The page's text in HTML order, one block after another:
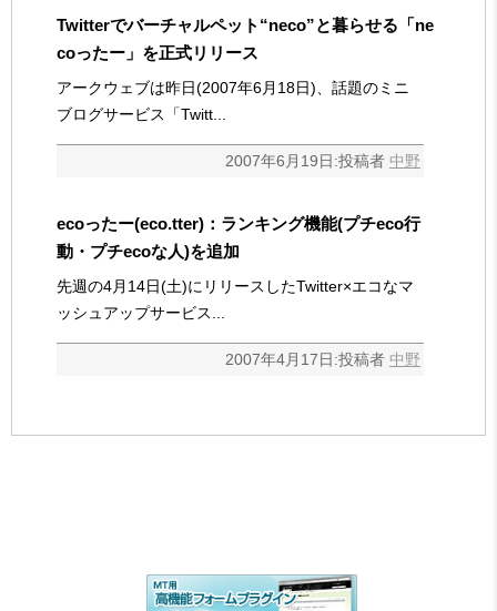
Twitterでバーチャルペット“neco”と暮らせる「ne
coったー」を正式リリース
アークウェブは昨日(2007年6月18日)、話題のミニ
ブログサービス「Twitt...
2007年6月19日:投稿者 中野
ecoったー(eco.tter)：ランキング機能(プチeco行
動・プチecoな人)を追加
先週の4月14日(土)にリリースしたTwitter×エコなマ
ッシュアップサービス...
2007年4月17日:投稿者 中野